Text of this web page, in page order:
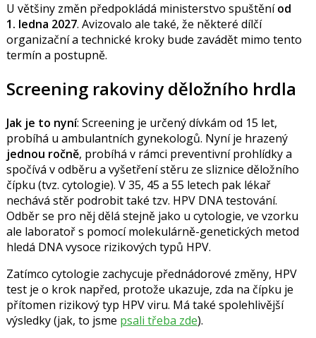
U většiny změn předpokládá ministerstvo spuštěníod
1. ledna 2027. Avizovalo ale také, že některé dílčí
organizační a technické kroky bude zavádět mimo tento
termín a postupně.
Screening rakoviny děložního hrdla
Jak je to nyní: Screening je určený dívkám od 15 let,
probíhá u ambulantních gynekologů. Nyní je hrazený
jednou ročně, probíhá v rámci preventivní prohlídky a
spočívá v odběru a vyšetřenístěru ze sliznice děložního
čípku (tvz. cytologie). V 35, 45 a 55 letech pak lékař
nechává stěr podrobit také tzv. HPV DNA testování.
Odběr se pro něj dělá stejně jako u cytologie, ve vzorku
ale laboratoř s pomocímolekulárně-genetických metod
hledá DNA vysoce rizikových typů HPV.
Zatímco cytologie zachycuje přednádorové změny, HPV
test je o krok napřed, protože ukazuje, zda na čípku je
přítomen rizikový typ HPV viru. Má také spolehlivější
výsledky (jak, to jsme psali třeba zde).